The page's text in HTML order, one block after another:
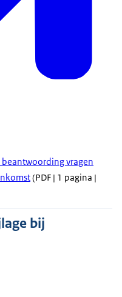
vragen
(PDF | 1 pagina |
bij